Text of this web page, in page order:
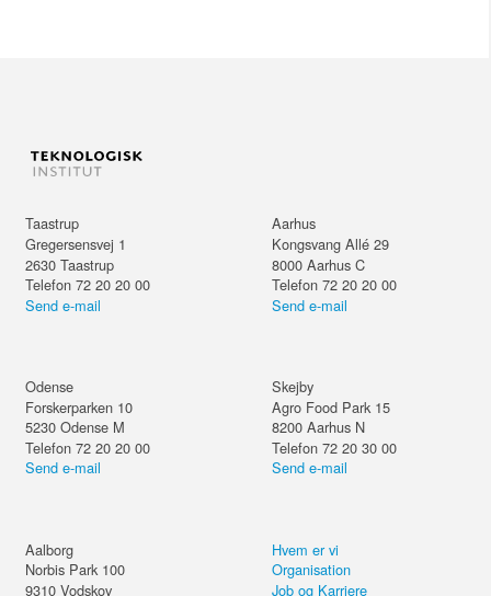
Taastrup
Gregersensvej 1
2630 Taastrup
Telefon 72 20 20 00
Send e-mail
Aarhus
Kongsvang Allé 29
8000 Aarhus C
Telefon 72 20 20 00
Send e-mail
Odense
Forskerparken 10
5230 Odense M
Telefon 72 20 20 00
Send e-mail
Skejby
Agro Food Park 15
8200 Aarhus N
Telefon 72 20 30 00
Send e-mail
Aalborg
Norbis Park 100
9310 Vodskov
Hvem er vi
Organisation
Job og Karriere